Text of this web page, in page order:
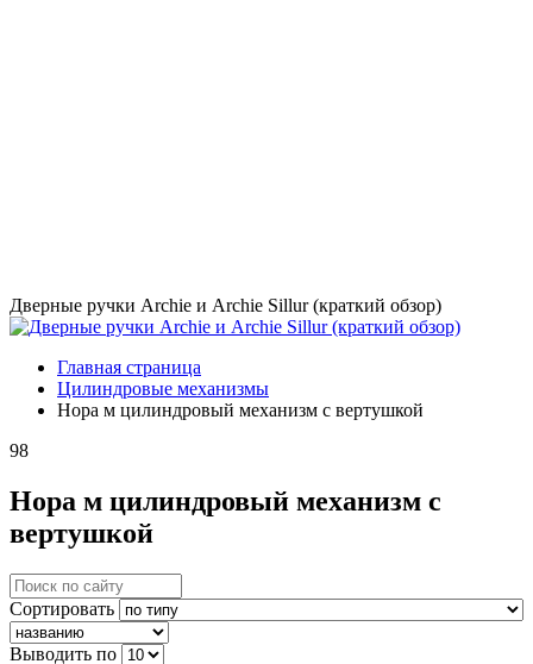
Дверные ручки Archie и Archie Sillur (краткий обзор)
Главная страница
Цилиндровые механизмы
Нора м цилиндровый механизм с вертушкой
98
Нора м цилиндровый механизм с
вертушкой
Сортировать
Выводить по